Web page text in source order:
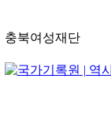
충북여성재단